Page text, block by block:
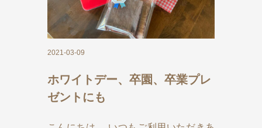
2021-03-09
ホワイトデー、卒園、卒業プレ
ゼントにも